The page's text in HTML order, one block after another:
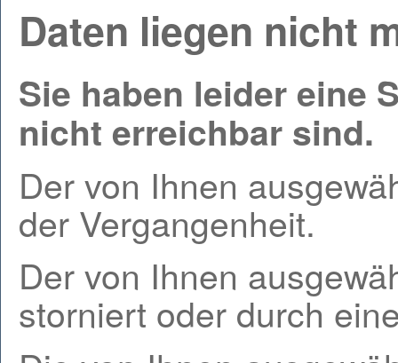
Daten liegen nicht
Sie haben leider eine
nicht erreichbar sind.
Der von Ihnen
der Vergangenheit.
Der von Ihnen
storniert oder durch